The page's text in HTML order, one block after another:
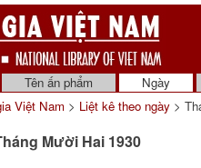
Tên ấn phẩm
Ngày
Việt Nam > Liệt kê theo ngày >
Mười Hai 1930